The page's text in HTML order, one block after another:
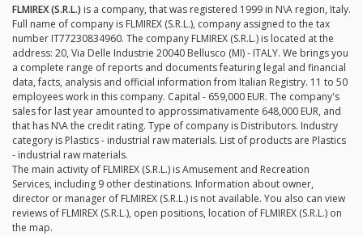
FLMIREX (S.R.L.) is a company, that was registered 1999 in N\A region, Italy.
Full name of company is FLMIREX (S.R.L.), company assigned to the tax
number IT77230834960. The company FLMIREX (S.R.L.) is located at the
address: 20, Via Delle Industrie 20040 Bellusco (MI) - ITALY. We brings you
a complete range of reports and documents featuring legal and financial
data, facts, analysis and official information from Italian Registry. 11 to 50
employees work in this company. Capital - 659,000 EUR. The company's
sales for last year amounted to approssimativamente 648,000 EUR, and
that has N\A the credit rating. Type of company is Distributors. Industry
category is Plastics - industrial raw materials. List of products are Plastics
- industrial raw materials.
The main activity of FLMIREX (S.R.L.) is Amusement and Recreation
Services, including 9 other destinations. Information about owner,
director or manager of FLMIREX (S.R.L.) is not available. You also can view
reviews of FLMIREX (S.R.L.), open positions, location of FLMIREX (S.R.L.) on
the map.